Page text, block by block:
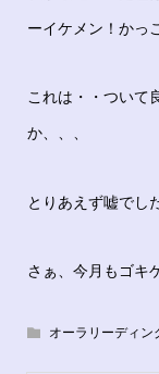
ーイケメン！かっ
これは・・ついて
か、、、
とりあえず嘘でし
さぁ、今月もゴキ
オーラリーディン